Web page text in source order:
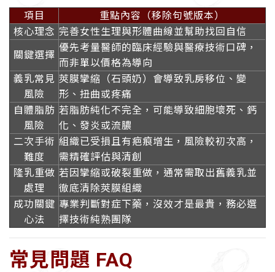
項目
重點內容（移除句號版本）
核心理念 完善女性生理與形體曲線並幫助找回自信
關鍵選擇
優先考量醫師的臨床經驗與醫療技術口碑，
而非單以價格為導向
義乳常見
風險
莢膜攣縮（石頭奶）會導致乳房移位、變
形、扭曲或疼痛
自體脂肪
風險
若脂肪純化不完全，可能導致細胞壞死、鈣
化、發炎或流膿
二次手術
難度
組織已受損且有疤痕增生，風險較初次高，
需精確評估與清創
隆乳重做
處理
若因攣縮或破裂重做，通常需取出舊義乳並
徹底清除莢膜組織
成功關鍵
心法
專業判斷對症下藥，沒效才是最貴，務必選
擇技術純熟團隊
常見問題 FAQ